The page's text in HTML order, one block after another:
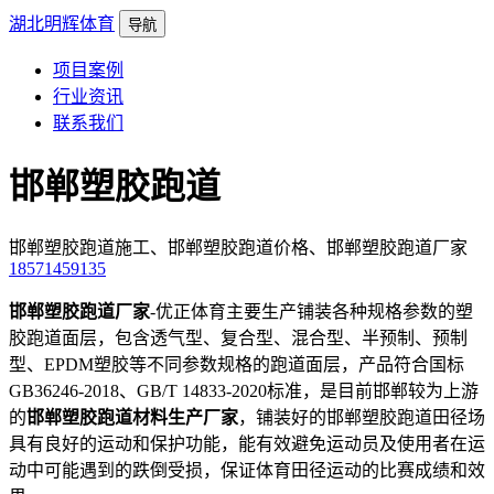
湖北明辉体育 导航
项目案例
行业资讯
联系我们
邯郸塑胶跑道
邯郸塑胶跑道施工、邯郸塑胶跑道价格、邯郸塑胶跑道厂家
18571459135
邯郸塑胶跑道厂家-优正体育主要生产铺装各种规格参数的塑
胶跑道面层，包含透气型、复合型、混合型、半预制、预制
型、EPDM塑胶等不同参数规格的跑道面层，产品符合国标
GB36246-2018、GB/T 14833-2020标准，是目前邯郸较为上游
的邯郸塑胶跑道材料生产厂家，铺装好的邯郸塑胶跑道田径场
具有良好的运动和保护功能，能有效避免运动员及使用者在运
动中可能遇到的跌倒受损，保证体育田径运动的比赛成绩和效